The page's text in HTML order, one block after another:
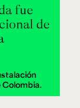
fue
de
Colombia.